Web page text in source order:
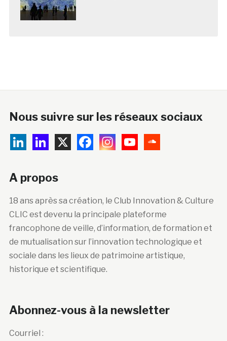
Nous suivre sur les réseaux sociaux
A propos
18 ans après sa création, le Club Innovation & Culture
CLIC est devenu la principale plateforme
francophone de veille, d’information, de formation et
de mutualisation sur l’innovation technologique et
sociale dans les lieux de patrimoine artistique,
historique et scientifique.
Abonnez-vous à la newsletter
Courriel :